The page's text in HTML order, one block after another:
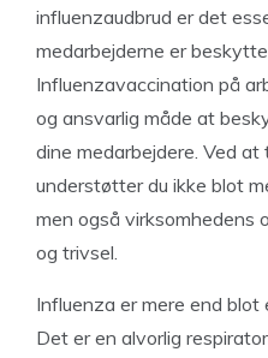
influenzaudbrud er det
medarbejderne er
Influenzavaccination på
og ansvarlig måde at
dine medarbejdere. Ved
understøtter du ikke blot
men også virksomhedens
og trivsel.
Influenza er mere end blot
Det er en alvorlig